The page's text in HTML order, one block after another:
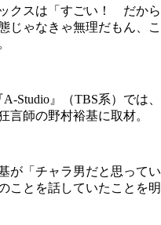
クスは「すごい！ だから
じゃなきゃ無理だもん、こ
Studio』（TBS系）では、
言師の野村裕基に取材。
が「チャラ男だと思ってい
ことを話していたことを明